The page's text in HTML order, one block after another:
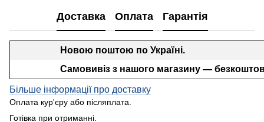
Доставка Оплата Гарантія
Новою поштою по Україні.
Самовивіз з нашого магазину —
Більше інформації про доставку
Оплата кур'єру або післяплата.
Готівка при отриманні.